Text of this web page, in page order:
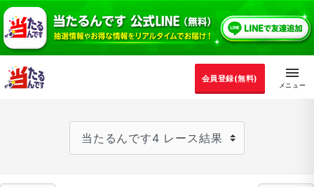
会員登録(無料)